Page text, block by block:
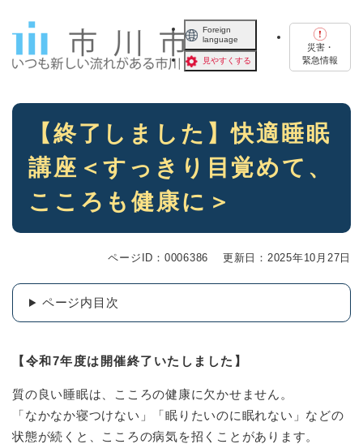
Foreign
language
見やすくする
災害・
緊急情報
本
【終了しました】快適睡眠
講座＜すっきり目覚めて、
こころも健康に＞
ページID：0006386 更新日：2025年10月27日
ページ内目次
【令和7年度は開催終了いたしました】
質の良い睡眠は、こころの健康に欠かせません。
「なかなか寝つけない」「眠りたいのに眠れない」などの
状態が続くと、こころの病気を招くことがあります。